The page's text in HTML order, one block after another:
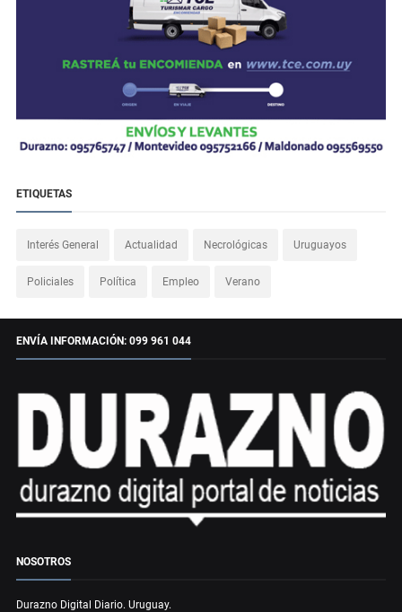
ETIQUETAS
Interés General Actualidad Necrológicas Uruguayos
Policiales Política Empleo Verano
ENVÍA INFORMACIÓN: 099 961 044
NOSOTROS
Durazno Digital Diario. Uruguay.